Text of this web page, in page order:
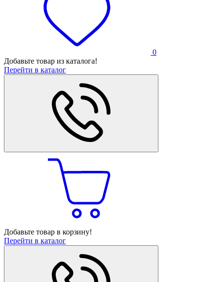
0
Добавьте товар из каталога!
Перейти в каталог
Добавьте товар в корзину!
Перейти в каталог